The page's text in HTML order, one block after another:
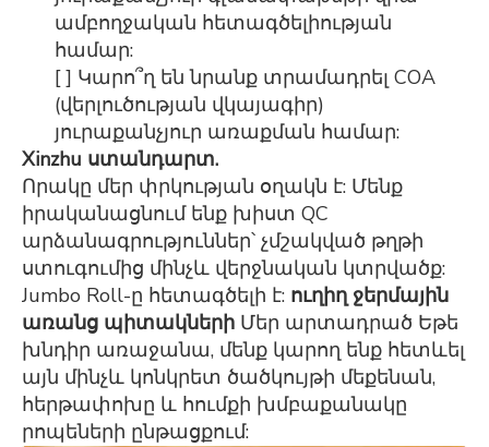
ամբողջական հետագծելիության
համար:
[ ] Կարո՞ղ են նրանք տրամադրել COA
(վերլուծության վկայագիր)
յուրաքանչյուր առաքման համար:
Xinzhu ստանդարտ.
Որակը մեր փրկության օղակն է: Մենք
իրականացնում ենք խիստ QC
արձանագրություններ՝ չմշակված թղթի
ստուգումից մինչև վերջնական կտրվածք:
Jumbo Roll-ը հետագծելի է: ուղիղ ջերմային
առանց պիտակների Մեր արտադրած Եթե ​​
խնդիր առաջանա, մենք կարող ենք հետևել
այն մինչև կոնկրետ ծածկույթի մեքենան,
հերթափոխը և հումքի խմբաքանակը
րոպեների ընթացքում: